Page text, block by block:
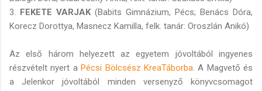
3. FEKETE VARJAK (Babits Gimnázium, Pécs; Benács Dóra,
Korecz Dorottya, Masnecz Kamilla, felk. tanár: Oroszlán Anikó)
Az első három helyezett az egyetem jóvoltából ingyenes
részvételt nyert aPécsi Bölcsész KreaTáborba . A Magvető és
a Jelenkor jóvoltából minden versenyző könyvcsomagot